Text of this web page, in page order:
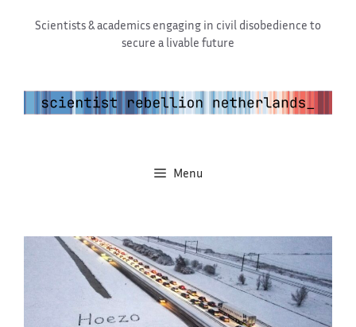
Scientists & academics engaging in civil disobedience to
secure a livable future
Menu